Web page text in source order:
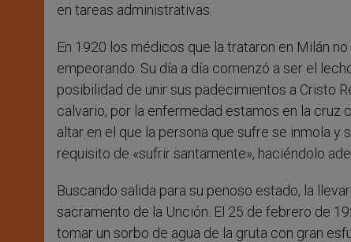
en tareas administrativas.
En 1920 los médicos que la trataron en Milán
empeorando. Su día a día comenzó a ser el
posibilidad de unir sus padecimientos a Cristo
calvario, por la enfermedad estamos en la cruz
altar en el que la persona que sufre se inmola
requisito de «sufrir santamente», haciéndolo
Buscando salida para su penoso estado, la
sacramento de la Unción. El 25 de febrero de
tomar un sorbo de agua de la gruta con gran